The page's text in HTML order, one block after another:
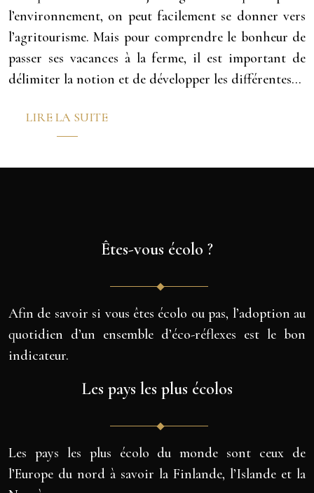
l’environnement, on peut facilement se donner vers
l’agritourisme. Mais pour comprendre le bonheur de
passer ses vacances à la ferme, il est important de
délimiter la notion et de développer les différentes…
LIRE LA SUITE
Êtes-vous écolo ?
Afin de savoir si vous êtes écolo ou pas, l’adoption au
quotidien d’un ensemble d’éco-réflexes est le bon
indicateur.
Les pays les plus écolos
Les pays les plus écolo du monde sont ceux de
l’Europe du nord à savoir la Finlande, l’Islande et la